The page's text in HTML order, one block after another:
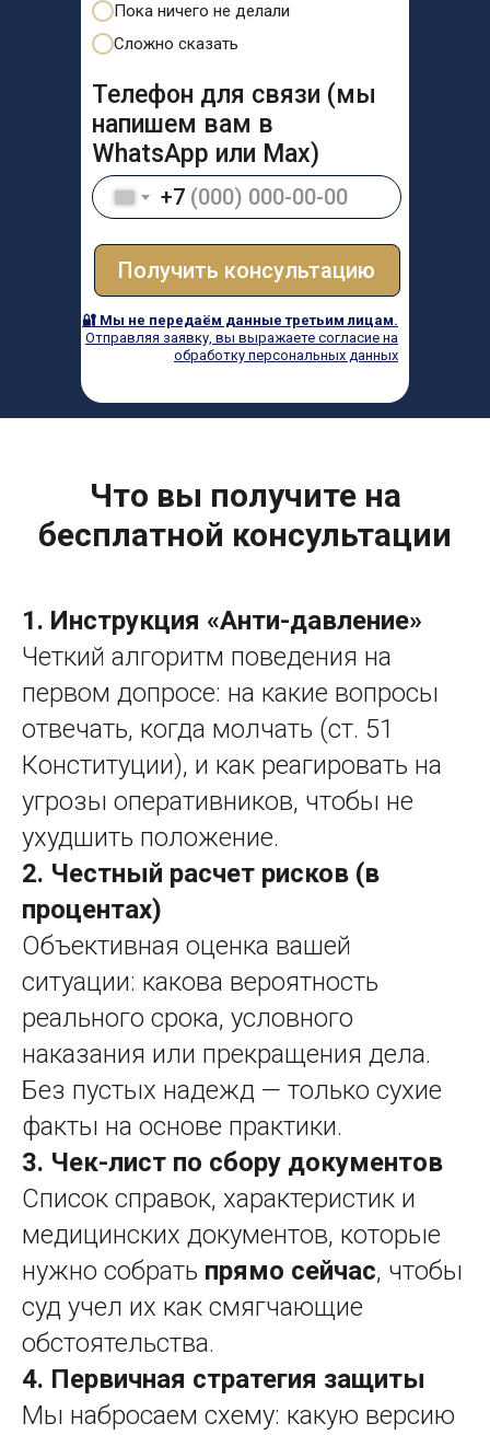
🔐 Мы не передаём данные третьим лицам.
Отправляя заявку, вы выражаете согласие на
обработку персональных данных
Пока ничего не делали
Сложно сказать
Телефон для связи (мы
напишем вам в
WhatsApp или Max)
+7
Получить консультацию
Что вы получите на
бесплатной консультации
1. Инструкция «Анти-давление»
Четкий алгоритм поведения на
первом допросе: на какие вопросы
отвечать, когда молчать (ст. 51
Конституции), и как реагировать на
угрозы оперативников, чтобы не
ухудшить положение.
2. Честный расчет рисков (в
процентах)
Объективная оценка вашей
ситуации: какова вероятность
реального срока, условного
наказания или прекращения дела.
Без пустых надежд — только сухие
факты на основе практики.
3. Чек-лист по сбору документов
Список справок, характеристик и
медицинских документов, которые
нужно собрать прямо сейчас, чтобы
суд учел их как смягчающие
обстоятельства.
4. Первичная стратегия защиты
Мы набросаем схему: какую версию